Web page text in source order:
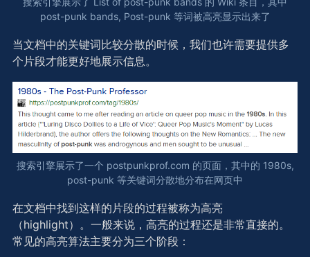
post-punk bands, Post-punk 等词被高亮显示出来了
当文档中的关键词比较分散的时候，我们也许需要提供多
个片段才能更好地展示信息。
搜索引擎展示了一个 postpunkprof.com 的页面，其中的 1980s,
post-punk 等关键词分散地分布在网页中
在文档中找到这样的片段的过程被称为高亮
（highlight）。一般来说，高亮的过程还是非常直接的。
常见的高亮算法主要分为三个阶段：